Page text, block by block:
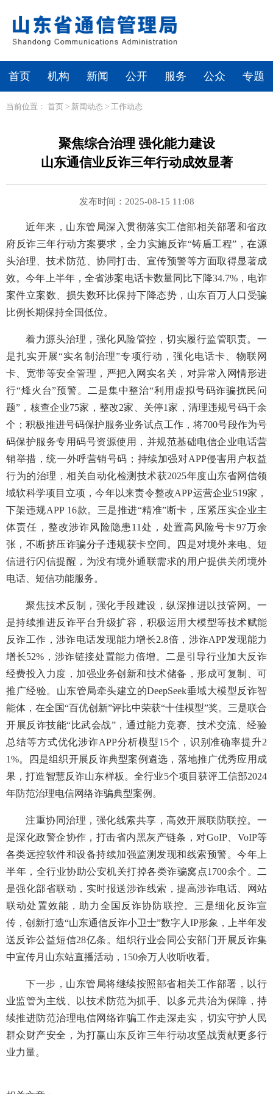
首页 机构 新闻 公开 服务 公众 专题
当前位置： 首页 > 新闻动态 > 工作动态
聚焦综合治理 强化能力建设
山东通信业反诈三年行动成效显著
发布时间：2025-08-15 11:08
近年来，山东管局深入贯彻落实工信部相关部署和省政
府反诈三年行动方案要求，全力实施反诈“铸盾工程”，在源
头治理、技术防范、协同打击、宣传预警等方面取得显著成
效。今年上半年，全省涉案电话卡数量同比下降34.7%，电诈
案件立案数、损失数环比保持下降态势，山东百万人口受骗
比例长期保持全国低位。
着力源头治理，强化风险管控，切实履行监管职责。一
是扎实开展“实名制治理”专项行动，强化电话卡、物联网
卡、宽带等安全管理，严把入网实名关，对异常入网情形进
行“烽火台”预警。二是集中整治“利用虚拟号码诈骗扰民问
题”，核查企业75家，整改2家、关停1家，清理违规号码千余
个；积极推进号码保护服务业务试点工作，将700号段作为号
码保护服务专用码号资源使用，并规范基础电信企业电话营
销举措，统一外呼营销号码；持续加强对APP侵害用户权益
行为的治理，相关自动化检测技术获2025年度山东省网信领
域软科学项目立项，今年以来责令整改APP运营企业519家，
下架违规APP 16款。三是推进“精准”断卡，压紧压实企业主
体责任，整改涉诈风险隐患11处，处置高风险号卡97万余
张，不断挤压诈骗分子违规获卡空间。四是对境外来电、短
信进行闪信提醒，为没有境外通联需求的用户提供关闭境外
电话、短信功能服务。
聚焦技术反制，强化手段建设，纵深推进以技管网。一
是持续推进反诈平台升级扩容，积极运用大模型等技术赋能
反诈工作，涉诈电话发现能力增长2.8倍，涉诈APP发现能力
增长52%，涉诈链接处置能力倍增。二是引导行业加大反诈
经费投入力度，加强业务创新和技术储备，形成可复制、可
推广经验。山东管局牵头建立的DeepSeek垂域大模型反诈智
能体，在全国“百优创新”评比中荣获“十佳模型”奖。三是联合
开展反诈技能“比武会战”，通过能力竞赛、技术交流、经验
总结等方式优化涉诈APP分析模型15个，识别准确率提升2
1%。四是组织开展反诈典型案例遴选，落地推广优秀应用成
果，打造智慧反诈山东样板。全行业5个项目获评工信部2024
年防范治理电信网络诈骗典型案例。
注重协同治理，强化线索共享，高效开展联防联控。一
是深化政警企协作，打击省内黑灰产链条，对GoIP、VoIP等
各类远控软件和设备持续加强监测发现和线索预警。今年上
半年，全行业协助公安机关打掉各类诈骗窝点1700余个。二
是强化部省联动，实时报送涉诈线索，提高涉诈电话、网站
联动处置效能，助力全国反诈协防联控。三是细化反诈宣
传，创新打造“山东通信反诈小卫士”数字人IP形象，上半年发
送反诈公益短信28亿条。组织行业会同公安部门开展反诈集
中宣传月山东站直播活动，150余万人收听收看。
下一步，山东管局将继续按照部省相关工作部署，以行
业监管为主线、以技术防范为抓手、以多元共治为保障，持
续推进防范治理电信网络诈骗工作走深走实，切实守护人民
群众财产安全，为打赢山东反诈三年行动攻坚战贡献更多行
业力量。